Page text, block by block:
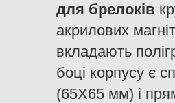
для брелоків
акрилових
вкладають
боці корпусу є
(65Х65 мм) і